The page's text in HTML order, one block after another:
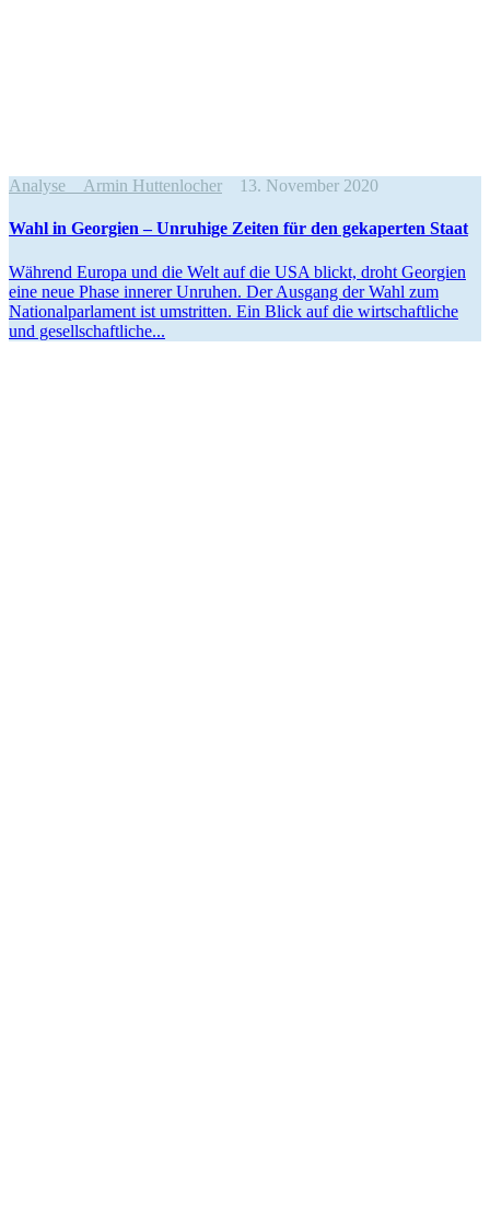
Analyse Armin Huttenlocher 13. November 2020
Wahl in Georgien – Unruhige Zeiten für den gekaperten Staat
Während Europa und die Welt auf die USA blickt, droht Georgien
eine neue Phase innerer Unruhen. Der Ausgang der Wahl zum
Natio­nal­par­lament ist umstritten. Ein Blick auf die wirtschaft­liche
und gesellschaftliche...